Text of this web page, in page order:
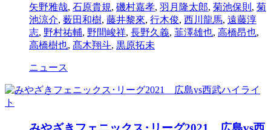
矢野雅哉, 石原貴規, 磯村嘉孝, 羽月隆太郎, 菊池保則 , 菊
池涼介, 薮田和樹, 藤井黎來, 行木俊, 西川龍馬, 遠藤淳
志, 野村祐輔, 野間峻祥, 長野久義, 韮澤雄也, 高橋昂也,
高橋樹也, 髙木翔斗, 黒原拓未
ニュース